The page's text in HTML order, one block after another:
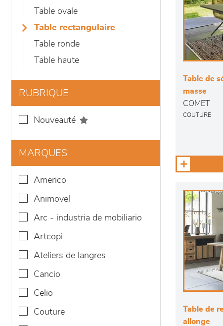
table ovale
table rectangulaire
table ronde
table haute
RUBRIQUE
nouveauté
MARQUES
americo
animovel
arc - industria de mobiliario
artcopi
ateliers de langres
cancio
celio
couture
Table de
masse
COMET
COUTURE
Table de
allonge